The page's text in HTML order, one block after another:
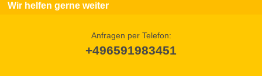
Wir helfen gerne weiter
Anfragen per Telefon:
+496591983451